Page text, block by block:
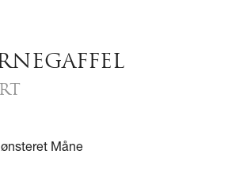
Måne